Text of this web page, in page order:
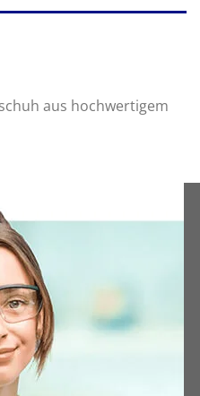
aus hochwertigem